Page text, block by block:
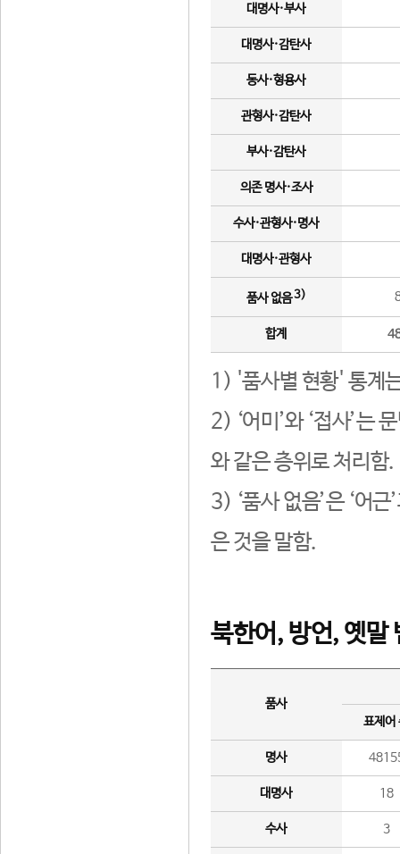
대명사·부사
대명사·감탄사
동사·형용사
관형사·감탄사
부사·감탄사
의존 명사·조사
수사·관형사·명사
대명사·관형사
품사 없음3)
합계
1) '품사별 현황' 통계
2) ‘어미’와 ‘접사’는
와 같은 층위로 처리함.
3) ‘품사 없음’은 ‘어
은 것을 말함.
북한어, 방언, 옛말
품사
표제어
명사
대명사 18
수사 3